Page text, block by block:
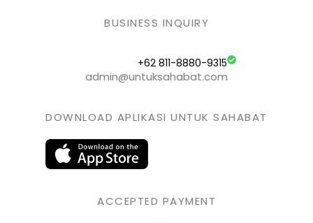
BUSINESS INQUIRY
+62 811-8880-9315
admin@untuksahabat.com
DOWNLOAD APLIKASI UNTUK SAHABAT
ACCEPTED PAYMENT